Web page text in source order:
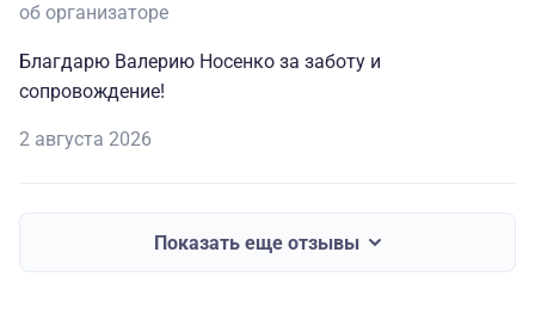
об организаторе
Благдарю Валерию Носенко за заботу и
сопровождение!
2 августа 2026
Показать еще отзывы